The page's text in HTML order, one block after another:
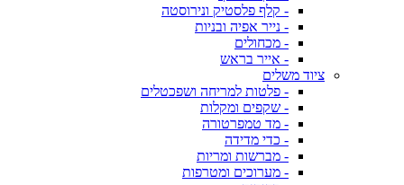
- קלף פלסטיק ונירוסטה
- נייר אפיה ובניות
- מכחולים
- אייר בראש
ציוד משלים
- פלטות למריחה ושפכטלים
- שקפים ומקלות
- מד טמפרטורה
- כדי מדידה
- מברשות ומריות
- מערוכים ומטרפות